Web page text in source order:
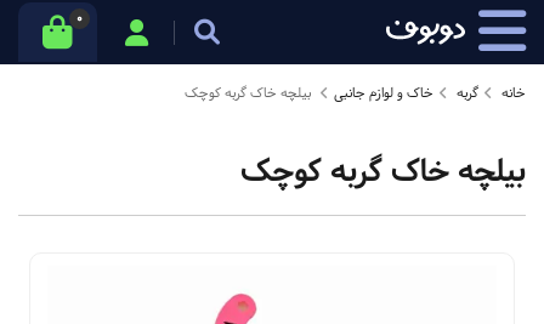
0
خانه گربه خاک و لوازم جانبی بیلچه خاک گربه کوچک
بیلچه خاک گربه کوچک